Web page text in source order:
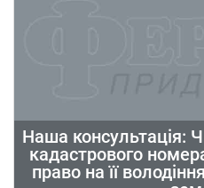
Наша консультація:
кадастрового
право на її